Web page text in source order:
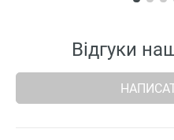
Відгуки